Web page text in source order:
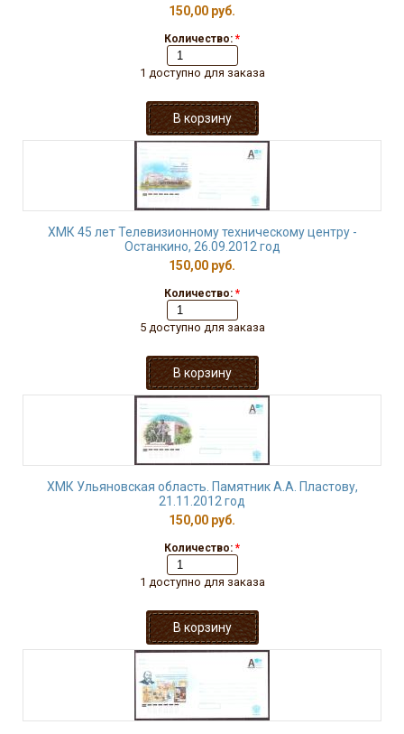
150,00 руб.
Количество: *
1 доступно для заказа
ХМК 45 лет Телевизионному техническому центру -
Останкино, 26.09.2012 год
150,00 руб.
Количество: *
5 доступно для заказа
ХМК Ульяновская область. Памятник А.А. Пластову,
21.11.2012 год
150,00 руб.
Количество: *
1 доступно для заказа